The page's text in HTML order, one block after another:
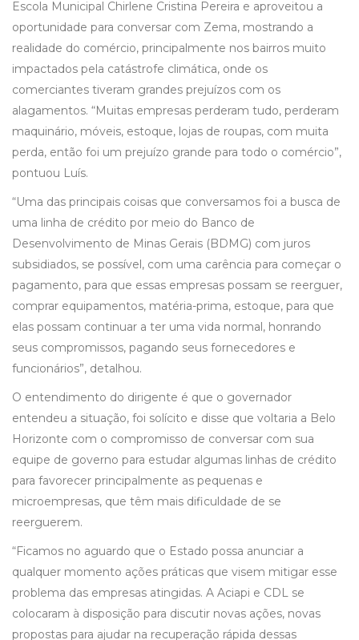
Escola Municipal Chirlene Cristina Pereira e aproveitou a
oportunidade para conversar com Zema, mostrando a
realidade do comércio, principalmente nos bairros muito
impactados pela catástrofe climática, onde os
comerciantes tiveram grandes prejuízos com os
alagamentos. “Muitas empresas perderam tudo, perderam
maquinário, móveis, estoque, lojas de roupas, com muita
perda, então foi um prejuízo grande para todo o comércio”,
pontuou Luís.
“Uma das principais coisas que conversamos foi a busca de
uma linha de crédito por meio do Banco de
Desenvolvimento de Minas Gerais (BDMG) com juros
subsidiados, se possível, com uma carência para começar o
pagamento, para que essas empresas possam se reerguer,
comprar equipamentos, matéria-prima, estoque, para que
elas possam continuar a ter uma vida normal, honrando
seus compromissos, pagando seus fornecedores e
funcionários”, detalhou.
O entendimento do dirigente é que o governador
entendeu a situação, foi solícito e disse que voltaria a Belo
Horizonte com o compromisso de conversar com sua
equipe de governo para estudar algumas linhas de crédito
para favorecer principalmente as pequenas e
microempresas, que têm mais dificuldade de se
reerguerem.
“Ficamos no aguardo que o Estado possa anunciar a
qualquer momento ações práticas que visem mitigar esse
problema das empresas atingidas. A Aciapi e CDL se
colocaram à disposição para discutir novas ações, novas
propostas para ajudar na recuperação rápida dessas